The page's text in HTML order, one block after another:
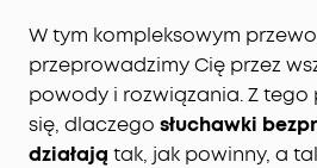
W tym kompleksowym
przeprowadzimy Cię przez
powody i rozwiązania. Z
się, dlaczego słuchawki
działają tak, jak powinny, a